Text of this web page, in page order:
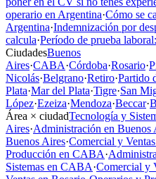
operario en Argentina·Cómo se
Argentina·Indemnización por
calcula·Período de prueba
CiudadesBuenos
Aires·CABA·Córdoba·Rosario·
Nicolás·Belgrano·Retiro·Partido
Plata·Mar del Plata·Tigre·San
López·Ezeiza·Mendoza·Beccar·
Área × ciudadTecnología y
Aires·Administración en Buenos
Buenos Aires·Comercial y
Producción en CABA·
Sistemas en CABA·Comercial y